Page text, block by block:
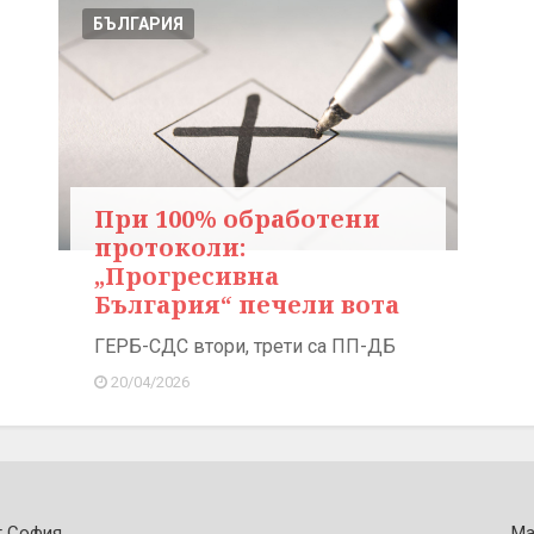
БЪЛГАРИЯ
При 100% обработени
протоколи:
„Прогресивна
България“ печели вота
ГЕРБ-СДС втори, трети са ПП-ДБ
20/04/2026